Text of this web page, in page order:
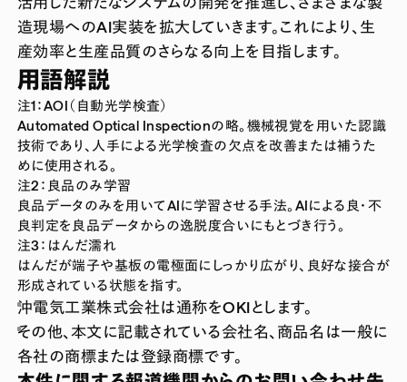
造現場へのAI実装を拡大していきます。これにより、生
産効率と生産品質のさらなる向上を目指します。
用語解説
注1：AOI（自動光学検査）
Automated Optical Inspectionの略。機械視覚を用いた認識
技術であり、人手による光学検査の欠点を改善または補うた
めに使用される。
注2：良品のみ学習
良品データのみを用いてAIに学習させる手法。AIによる良・不
良判定を良品データからの逸脱度合いにもとづき行う。
注3：はんだ濡れ
はんだが端子や基板の電極面にしっかり広がり、良好な接合が
形成されている状態を指す。
沖電気工業株式会社は通称をOKIとします。
その他、本文に記載されている会社名、商品名は一般に
各社の商標または登録商標です。